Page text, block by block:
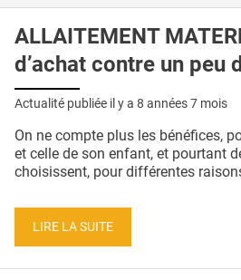
ALLAITEMENT
d’achat contre un peu
Actualité publiée il y a 8 années 7 mois
On ne compte plus les bénéfices,
et celle de son enfant, et pourtant
choisissent, pour différentes
LIRE LA SUITE